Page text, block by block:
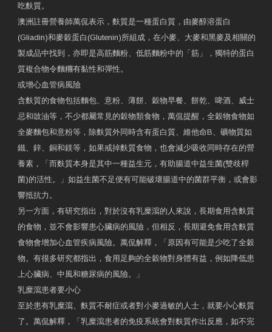
吃麩質。
澳洲註冊營養師萬侃表示，麩質是一種蛋白質，由麥醇溶蛋白
(Gliadin)和麥穀蛋白(Glutenin)所組成，在小麥、大麥和黑麥及相關的
製成品中找到，亦即是高筋麵粉、低筋麵粉中的「筋」，獨特的蛋白
質複合物令麵糰有黏性和彈性。
或增心血管病風險
含麩質的食物包括麵包、意粉、薄餅、穀物早餐、餅乾、啤酒、威士
忌和豉油等，不少都屬常見的穀物類食物，萬侃提醒，全穀物食物如
全麥麵包和意粉等，除麩質外同時含有蛋白質、維他命B、礦物質如
鐵、鋅、銅和鎂等，如果戒掉麩質食物，也會減少吸收同時存在的營
養素，「而麩質本身是其中一種益生元，有助腸道中益生菌(雙歧桿
菌)的活性。」如益生菌不足便有可能破壞腸道中的菌群平衡，或會影
響抵抗力。
另一方面，有研究指出，對於沒有乳糜瀉的人來說，長期食用含麩質
的食物，並不會影響患心臟病的風險，但相反，長期避免食用含麩質
食物會增加心血管疾病風險。萬侃解釋，「原因有可能是少吃了全穀
物。有很多研究都指出，食用足夠的全穀物對身體有益，例如降低患
上心臟病、中風和糖尿病的風險。」
乳糜瀉患者要小心
至於患有乳糜瀉、麩質不耐症或者對小麥過敏的人士，就要小心麩質
了。萬侃解釋，「乳糜瀉患者的免疫系統會對麩質作出反應，如不完